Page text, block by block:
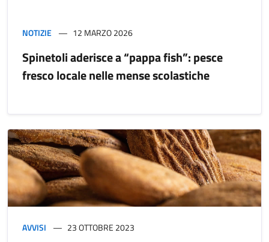
NOTIZIE 12 MARZO 2026
Spinetoli aderisce a “pappa fish”: pesce
fresco locale nelle mense scolastiche
AVVISI 23 OTTOBRE 2023